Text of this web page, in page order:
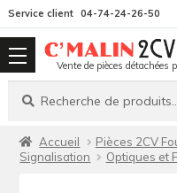
Service client 04-74-24-26-50
Vente de pièces détachées
Recherche
Recherche
Accueil Pièces 2CV
Signalisation
Optiques et